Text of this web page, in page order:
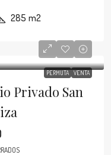
285 m2
PERMUTA VENTA
Privado San